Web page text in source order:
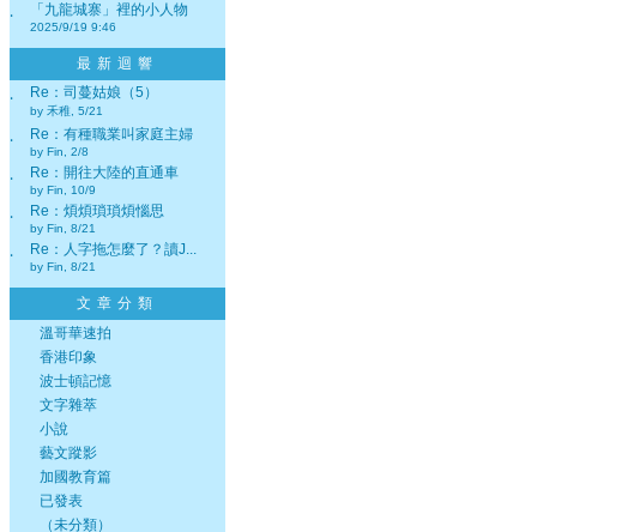
‧ 「九龍城寨」裡的小人物
2025/9/19 9:46
最新迴響
‧
Re：司蔓姑娘（5）
by 禾稚, 5/21
‧ Re：有種職業叫家庭主婦
by Fin, 2/8
‧ Re：開往大陸的直通車
by Fin, 10/9
‧ Re：煩煩瑣瑣煩惱思
by Fin, 8/21
‧ Re：人字拖怎麼了？讀J...
by Fin, 8/21
文章分類
溫哥華速拍
香港印象
波士頓記憶
文字雜萃
小說
藝文蹤影
加國教育篇
已發表
（未分類）